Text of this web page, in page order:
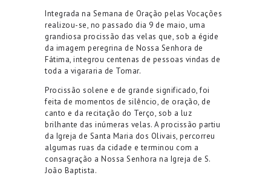
Integrada na Semana de Oração pelas Vocações
realizou-se, no passado dia 9 de maio, uma
grandiosa procissão das velas que, sob a égide
da imagem peregrina de Nossa Senhora de
Fátima, integrou centenas de pessoas vindas de
toda a vigararia de Tomar.
Procissão solene e de grande significado, foi
feita de momentos de silêncio, de oração, de
canto e da recitação do Terço, sob a luz
brilhante das inúmeras velas. A procissão partiu
da Igreja de Santa Maria dos Olivais, percorreu
algumas ruas da cidade e terminou com a
consagração a Nossa Senhora na Igreja de S.
João Baptista.